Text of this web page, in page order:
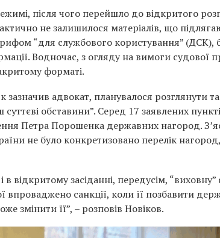
після чого перейшло до відкритого
не залишилося матеріалів, що
“для службового користування” (ДСК),
Водночас, з огляду на вимоги судової
форматі.
зазначив адвокат, планувалося розглянути
обставини”. Серед 17 заявлених
Петра Порошенка державних нагород.
не було конкретизовано перелік
відкритому засіданні, передусім,
санкції, коли її позбавити
змінити її”, – розповів Новіков.